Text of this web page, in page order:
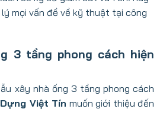
mọi vấn đề về kỹ thuật tại công
3 tầng phong cách hiện
xây nhà ống 3 tầng phong cách
Việt Tín muốn giới thiệu đến